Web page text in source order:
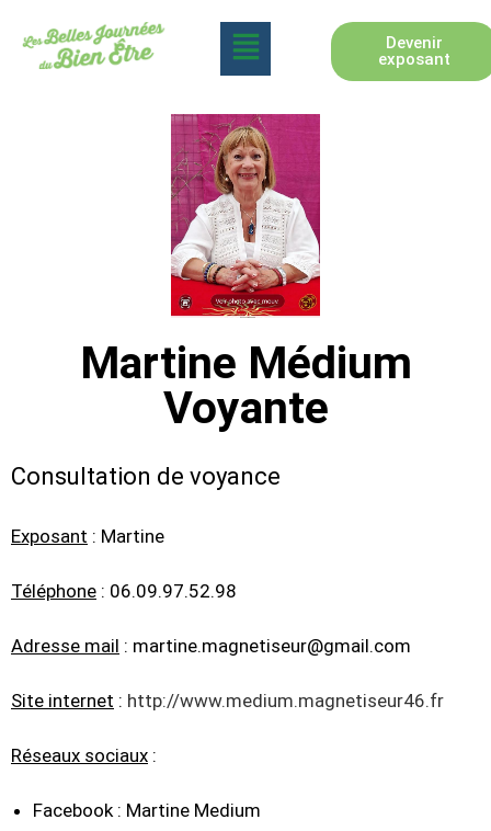
Devenir
exposant
Martine Médium
Voyante
Consultation de voyance
Exposant : Martine
Téléphone : 06.09.97.52.98
Adresse mail : martine.magnetiseur@gmail.com
Site internet : http://www.medium.magnetiseur46.fr
Réseaux sociaux :
Facebook : Martine Medium